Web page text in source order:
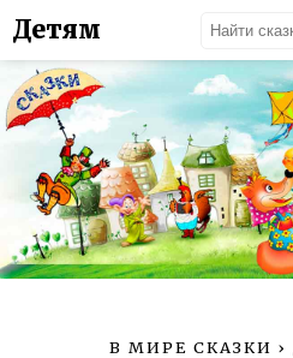
Детям
В МИРЕ СКАЗКИ ›